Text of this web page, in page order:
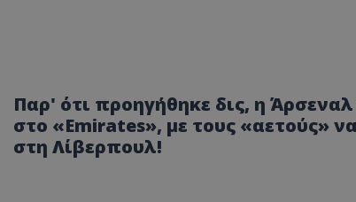
Παρ' ότι προηγήθηκε δις, η
στο «Emirates», με τους «αετούς»
στη Λίβερπουλ!